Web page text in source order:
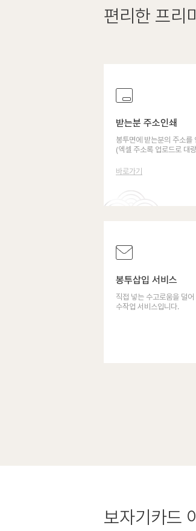
편리한 프리
받는분 주소인쇄
봉투면에 받는분의 주소를
(엑셀 주소록 업로드로 대
바로가기
봉투삽입 서비스
직접 넣는 수고로움을 덜
수작업 서비스입니다.
보자기카드